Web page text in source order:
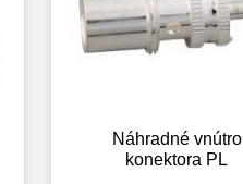
Náhradné vnútro
konektora PL